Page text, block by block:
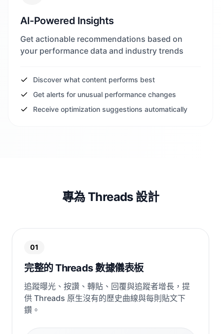
AI-Powered Insights
Get actionable recommendations based on
your performance data and industry trends
Discover what content performs best
Get alerts for unusual performance changes
Receive optimization suggestions automatically
專為 Threads 設計
01
完整的 Threads 數據儀表板
追蹤曝光、按讚、轉貼、回覆與追蹤者增長，提
供 Threads 原生沒有的歷史曲線與每則貼文下
鑽。